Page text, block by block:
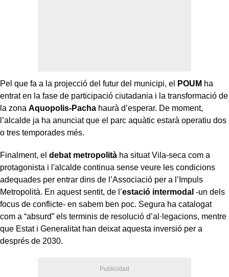
Pel que fa a la projecció del futur del municipi, el POUM ha
entrat en la fase de participació ciutadania i la transformació de
la zona Aquopolis-Pacha haurà d’esperar. De moment,
l’alcalde ja ha anunciat que el parc aquàtic estarà operatiu dos
o tres temporades més.
Finalment, el debat metropolità ha situat Vila-seca com a
protagonista i l'alcalde continua sense veure les condicions
adequades per entrar dins de l’Associació per a l’Impuls
Metropolità. En aquest sentit, de l’estació intermodal -un dels
focus de conflicte- en sabem ben poc. Segura ha catalogat
com a “absurd” els terminis de resolució d’al·legacions, mentre
que Estat i Generalitat han deixat aquesta inversió per a
després de 2030.